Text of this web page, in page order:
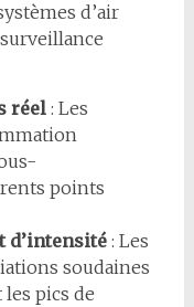
d’air
réel: Les
points
d’intensité: Les
soudaines
pics de